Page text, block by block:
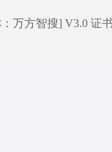
万方智搜] V3.0 证